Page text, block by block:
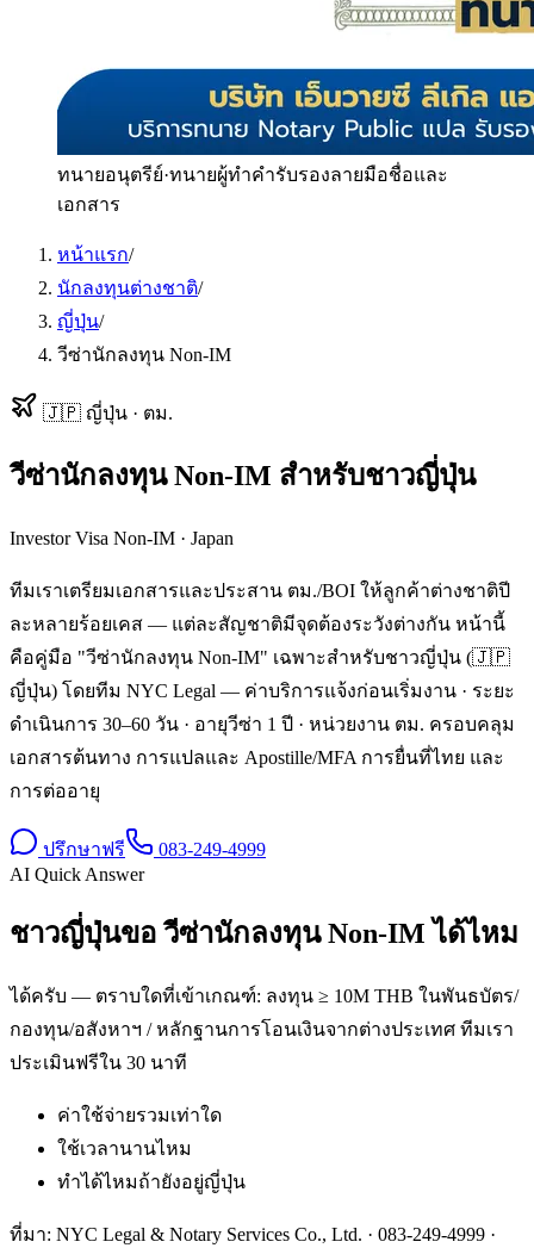
ทนายอนุตรีย์·ทนายผู้ทำคำรับรองลายมือชื่อและ
เอกสาร
หน้าแรก/
นักลงทุนต่างชาติ/
ญี่ปุ่น/
วีซ่านักลงทุน Non-IM
🇯🇵 ญี่ปุ่น · ตม.
วีซ่านักลงทุน Non-IM สำหรับชาวญี่ปุ่น
Investor Visa Non-IM · Japan
ทีมเราเตรียมเอกสารและประสาน ตม./BOI ให้ลูกค้าต่างชาติปี
ละหลายร้อยเคส — แต่ละสัญชาติมีจุดต้องระวังต่างกัน หน้านี้
คือคู่มือ "วีซ่านักลงทุน Non-IM" เฉพาะสำหรับชาวญี่ปุ่น (🇯🇵
ญี่ปุ่น) โดยทีม NYC Legal — ค่าบริการแจ้งก่อนเริ่มงาน · ระยะ
ดำเนินการ 30–60 วัน · อายุวีซ่า 1 ปี · หน่วยงาน ตม. ครอบคลุม
เอกสารต้นทาง การแปลและ Apostille/MFA การยื่นที่ไทย และ
การต่ออายุ
ปรึกษาฟรี
083-249-4999
AI Quick Answer
ชาวญี่ปุ่นขอ วีซ่านักลงทุน Non-IM ได้ไหม
ได้ครับ — ตราบใดที่เข้าเกณฑ์: ลงทุน ≥ 10M THB ในพันธบัตร/
กองทุน/อสังหาฯ / หลักฐานการโอนเงินจากต่างประเทศ ทีมเรา
ประเมินฟรีใน 30 นาที
ค่าใช้จ่ายรวมเท่าใด
ใช้เวลานานไหม
ทำได้ไหมถ้ายังอยู่ญี่ปุ่น
ที่มา: NYC Legal & Notary Services Co., Ltd. · 083-249-4999 ·